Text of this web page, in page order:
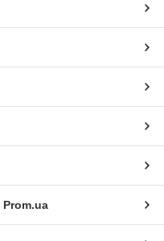
Prom.ua